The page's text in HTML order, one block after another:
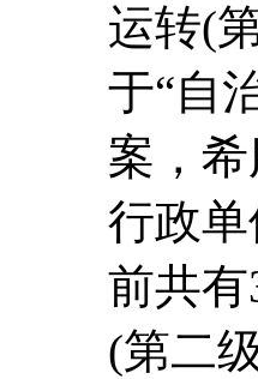
运转(
于“自
案，
行政
前共
(第二